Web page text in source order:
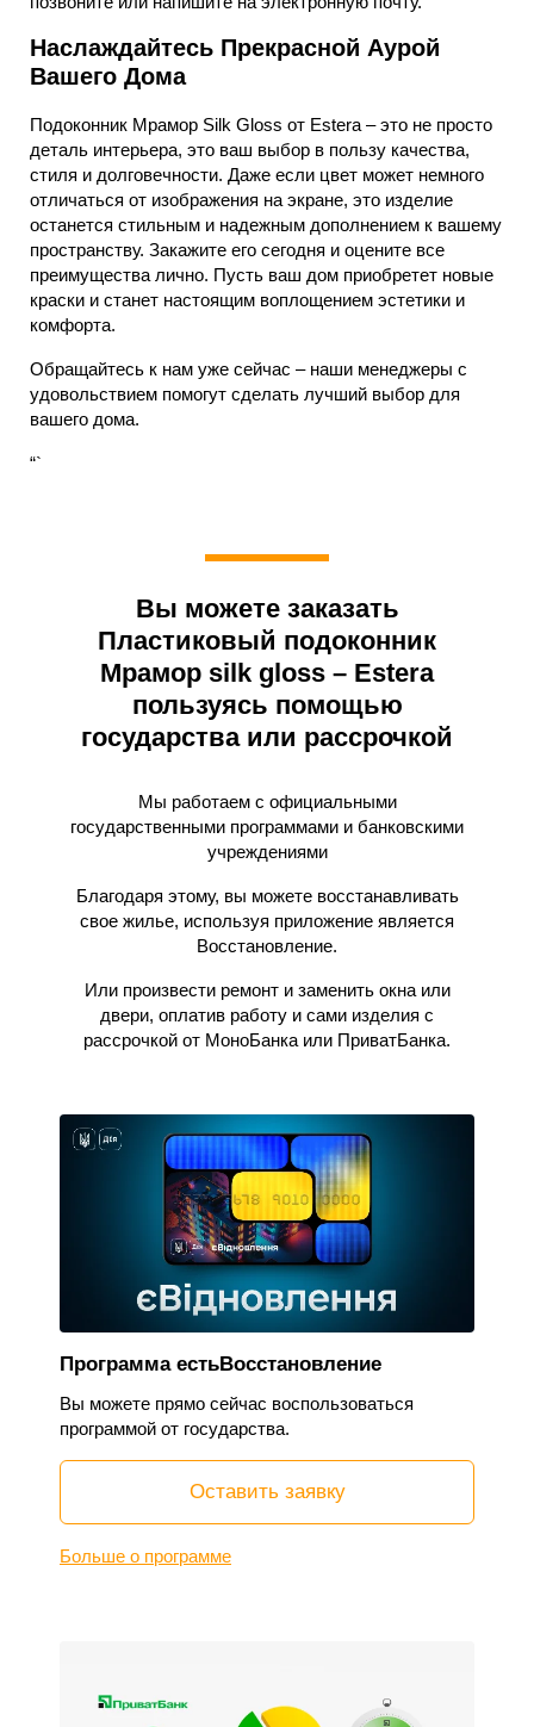
Наслаждайтесь Прекрасной Аурой
Вашего Дома
Подоконник Мрамор Silk Gloss от Estera – это не просто
деталь интерьера, это ваш выбор в пользу качества,
стиля и долговечности. Даже если цвет может немного
отличаться от изображения на экране, это изделие
останется стильным и надежным дополнением к вашему
пространству. Закажите его сегодня и оцените все
преимущества лично. Пусть ваш дом приобретет новые
краски и станет настоящим воплощением эстетики и
комфорта.
Обращайтесь к нам уже сейчас – наши менеджеры с
удовольствием помогут сделать лучший выбор для
вашего дома.
“`
Вы можете заказать
Пластиковый подоконник
Мрамор silk gloss – Estera
пользуясь помощью
государства или рассрочкой
Мы работаем с официальными
государственными программами и банковскими
учреждениями
Благодаря этому, вы можете восстанавливать
свое жилье, используя приложение является
Восстановление.
Или произвести ремонт и заменить окна или
двери, оплатив работу и сами изделия с
рассрочкой от МоноБанка или ПриватБанка.
Программа естьВосстановление
Вы можете прямо сейчас воспользоваться
программой от государства.
Оставить заявку
Больше о программе